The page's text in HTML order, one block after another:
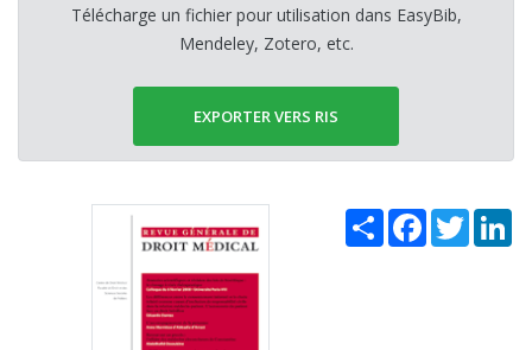
Télécharge un fichier pour utilisation dans EasyBib,
Mendeley, Zotero, etc.
EXPORTER VERS RIS
Share Facebook
Twitter